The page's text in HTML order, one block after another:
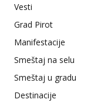
Vesti
Grad Pirot
Manifestacije
Smeštaj na selu
Smeštaj u gradu
Destinacije